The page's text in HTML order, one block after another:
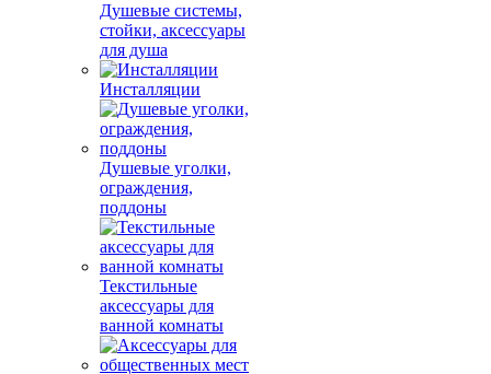
Душевые системы,
стойки, аксессуары
для душа
Инсталляции
Душевые уголки,
ограждения,
поддоны
Текстильные
аксессуары для
ванной комнаты